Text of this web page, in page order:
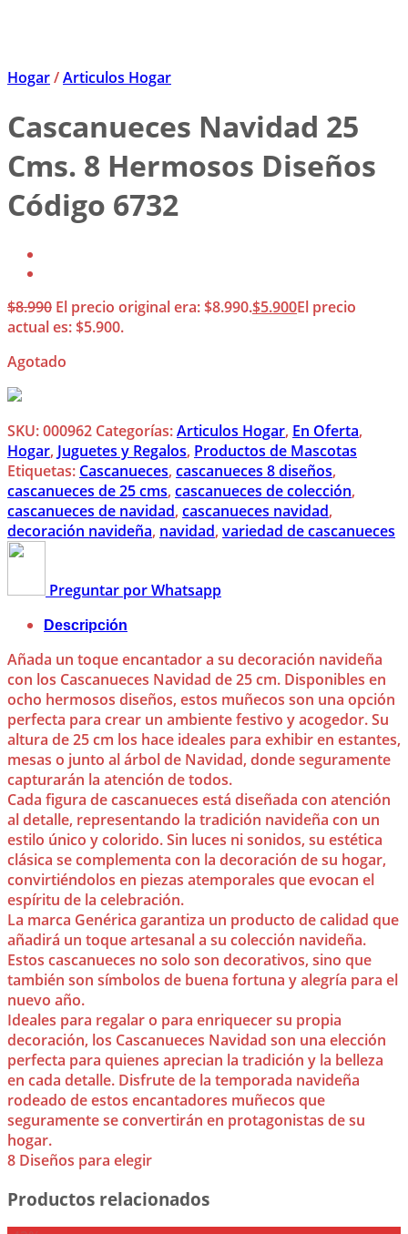
Hogar/Articulos Hogar
Cascanueces Navidad 25
Cms. 8 Hermosos Diseños
Código 6732
$8.990 El precio original era: $8.990.$5.900El precio
actual es: $5.900.
Agotado
SKU:000962 Categorías:Articulos Hogar, En Oferta,
Hogar, Juguetes y Regalos, Productos de Mascotas
Etiquetas: Cascanueces, cascanueces 8 diseños,
cascanueces de 25 cms, cascanueces de colección,
cascanueces de navidad, cascanueces navidad,
decoración navideña, navidad, variedad de cascanueces
Preguntar por Whatsapp
Descripción
Añada un toque encantador a su decoración navideña
con los Cascanueces Navidad de 25 cm. Disponibles en
ocho hermosos diseños, estos muñecos son una opción
perfecta para crear un ambiente festivo y acogedor. Su
altura de 25 cm los hace ideales para exhibir en estantes,
mesas o junto al árbol de Navidad, donde seguramente
capturarán la atención de todos.
Cada figura de cascanueces está diseñada con atención
al detalle, representando la tradición navideña con un
estilo único y colorido. Sin luces ni sonidos, su estética
clásica se complementa con la decoración de su hogar,
convirtiéndolos en piezas atemporales que evocan el
espíritu de la celebración.
La marca Genérica garantiza un producto de calidad que
añadirá un toque artesanal a su colección navideña.
Estos cascanueces no solo son decorativos, sino que
también son símbolos de buena fortuna y alegría para el
nuevo año.
Ideales para regalar o para enriquecer su propia
decoración, los Cascanueces Navidad son una elección
perfecta para quienes aprecian la tradición y la belleza
en cada detalle. Disfrute de la temporada navideña
rodeado de estos encantadores muñecos que
seguramente se convertirán en protagonistas de su
hogar.
8 Diseños para elegir
Productos relacionados